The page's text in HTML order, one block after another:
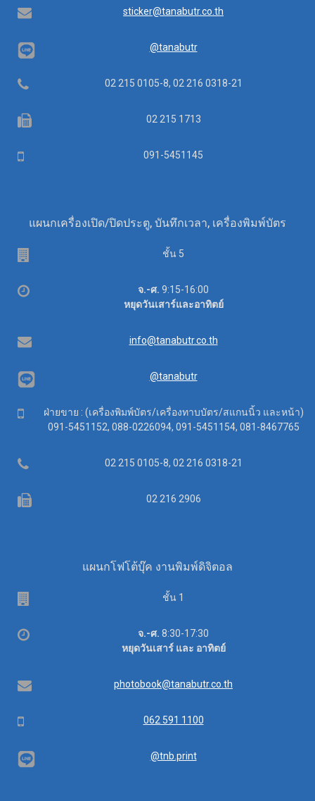
Email sticker@tanabutr.co.th
@tanabutr
Telephone 02 215 0105-8, 02 216 0318-21
Fax 02 215 1713
Mobile 091-5451145
แผนกเครื่องเปิด/ปิดประตู, บันทึกเวลา, เครื่องพิมพ์บัตร
ชั้น 5
Office
จ.-ศ. 9:15-16:00
หยุดวันเสาร์และอาทิตย์
Email info@tanabutr.co.th
@tanabutr
Mobileฝ่ายขาย : (เครื่องพิมพ์บัตร/เครื่องทาบบัตร/สแกนนิ้ว และหน้า)
091-5451152, 088-0226094, 091-5451154, 081-8467765
Telephone 02 215 0105-8, 02 216 0318-21
Fax 02 216 2906
แผนกโฟโต้บุ๊ค งานพิมพ์ดิจิตอล
ชั้น 1
เวลา
จ.-ศ. 8:30-17:30
หยุดวันเสาร์ และ อาทิตย์
อีเมล photobook@tanabutr.co.th
โทรศัพท์ 062 591 1100
@tnb.print